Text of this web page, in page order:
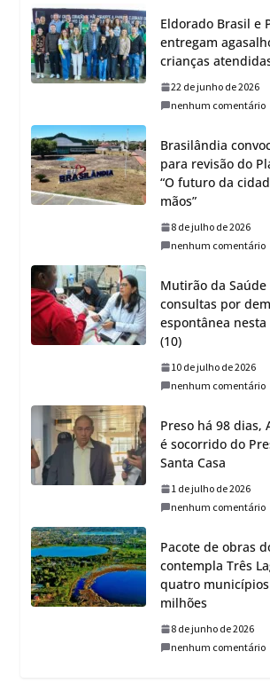
Eldorado Brasil e
entregam
crianças
22 de junho de 2026
nenhum comentário
Brasilândia
para revisão do
“O futuro da
mãos”
8 de julho de 2026
nenhum comentário
Mutirão da Saúde
consultas por
espontânea
(10)
10 de julho de 2026
nenhum comentário
Preso há 98 dias,
é socorrido do
Santa Casa
1 de julho de 2026
nenhum comentário
Pacote de obras
contempla Três
quatro municípios
milhões
8 de junho de 2026
nenhum comentário